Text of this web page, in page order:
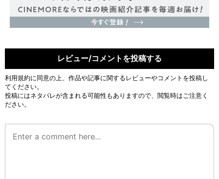
レビュー/コメントを投稿する
利用規約に同意の上、作品や記事に関するレビューやコメントを投稿し
てください。
投稿にはネタバレが含まれる可能性もありますので、閲覧時はご注意く
ださい。